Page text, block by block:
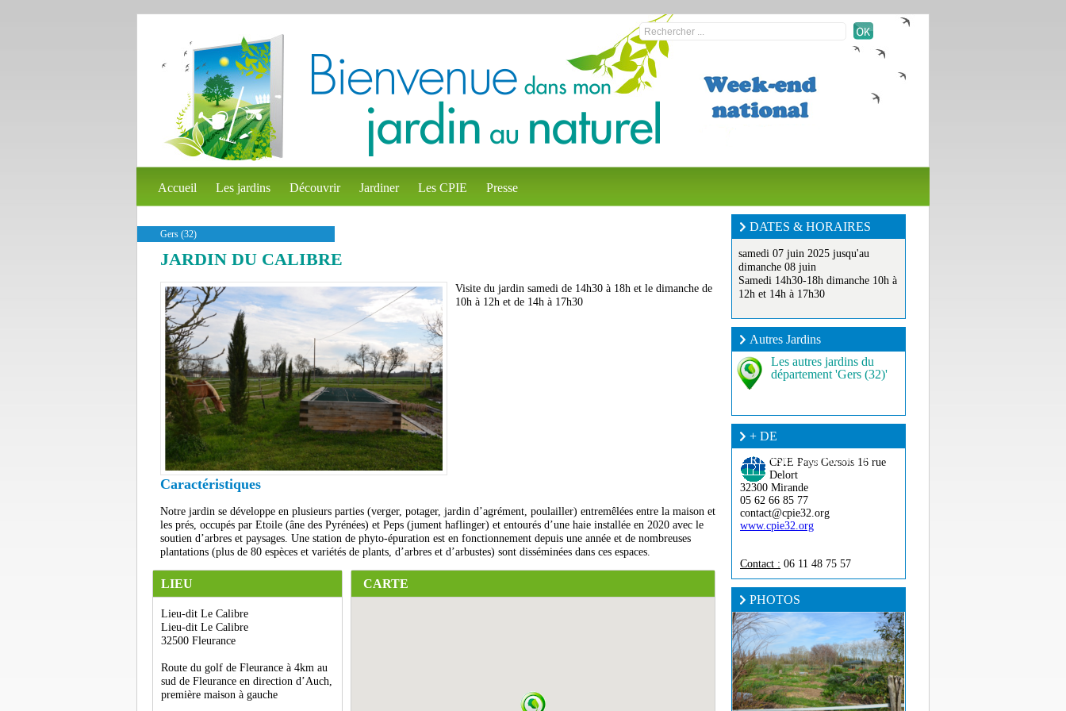
Accueil Les jardins Découvrir Jardiner Les CPIE Presse
Gers (32)
JARDIN DU CALIBRE
Visite du jardin samedi de 14h30 à 18h et le dimanche de
10h à 12h et de 14h à 17h30
Caractéristiques
Notre jardin se développe en plusieurs parties (verger, potager, jardin d’agrément, poulailler) entremêlées entre la maison et
les prés, occupés par Etoile (âne des Pyrénées) et Peps (jument haflinger) et entourés d’une haie installée en 2020 avec le
soutien d’arbres et paysages. Une station de phyto-épuration est en fonctionnement depuis une année et de nombreuses
plantations (plus de 80 espèces et variétés de plants, d’arbres et d’arbustes) sont disséminées dans ces espaces.
LIEU
Lieu-dit Le Calibre
Lieu-dit Le Calibre
32500 Fleurance
Route du golf de Fleurance à 4km au
sud de Fleurance en direction d’Auch,
première maison à gauche
CARTE
DATES & HORAIRES
samedi 07 juin 2025 jusqu'au
dimanche 08 juin
Samedi 14h30-18h dimanche 10h à
12h et 14h à 17h30
Autres Jardins
Les autres jardins du
département 'Gers (32)'
+ DE
RENSEIGNEMENT ?
CPIE Pays Gersois 16 rue
Delort
32300 Mirande
05 62 66 85 77
contact@cpie32.org
www.cpie32.org
Contact : 06 11 48 75 57
PHOTOS